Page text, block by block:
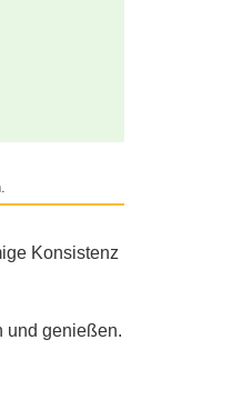
Konsistenz
und genießen.